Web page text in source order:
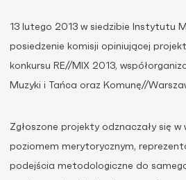
13 lutego 2013 w siedzibie Instytutu
posiedzenie komisji opiniującej
konkursu RE//MIX 2013,
Muzyki i Tańca oraz Komunę//
Zgłoszone projekty odznaczały się w
poziomem merytorycznym,
podejścia metodologiczne do